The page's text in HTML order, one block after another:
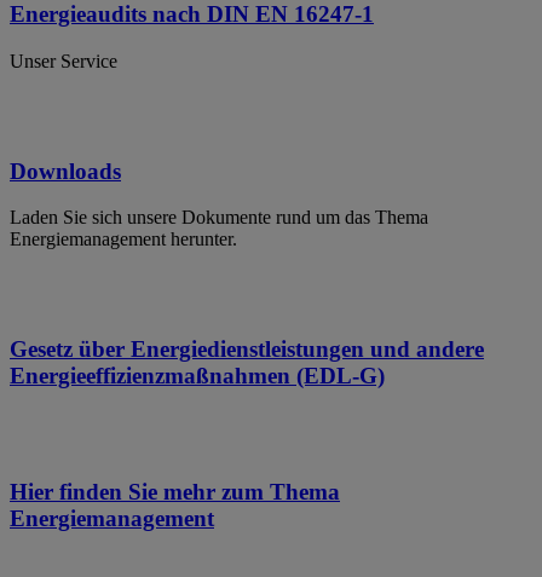
Energieaudits nach DIN EN 16247-1
Unser Service
Downloads
Laden Sie sich unsere Dokumente rund um das Thema
Energiemanagement herunter.
Gesetz über Energiedienstleistungen und andere
Energieeffizienzmaßnahmen (EDL-G)
Hier finden Sie mehr zum Thema
Energiemanagement